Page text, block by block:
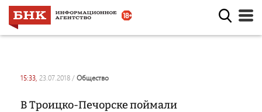
15:33, 23.07.2018 / общество
В Троицко-Печорске поймали